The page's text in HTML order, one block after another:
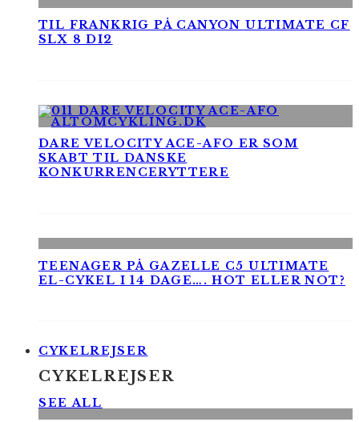
TIL FRANKRIG PÅ CANYON ULTIMATE CF
SLX 8 DI2
DARE VELOCITY ACE-AFO ER SOM
SKABT TIL DANSKE
KONKURRENCERYTTERE
TEENAGER PÅ GAZELLE C5 ULTIMATE
EL-CYKEL I 14 DAGE…. HOT ELLER NOT?
CYKELREJSER
CYKELREJSER
SEE ALL